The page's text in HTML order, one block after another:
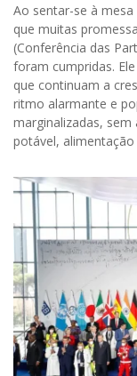
Ao sentar-se à
que muitas
(Conferência das
foram cumpridas.
que continuam a
ritmo alarmante e
marginalizadas,
potável,